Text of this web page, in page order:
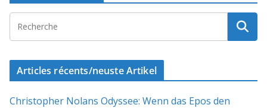
Articles récents/neuste Artikel
Christopher Nolans Odyssee: Wenn das Epos den